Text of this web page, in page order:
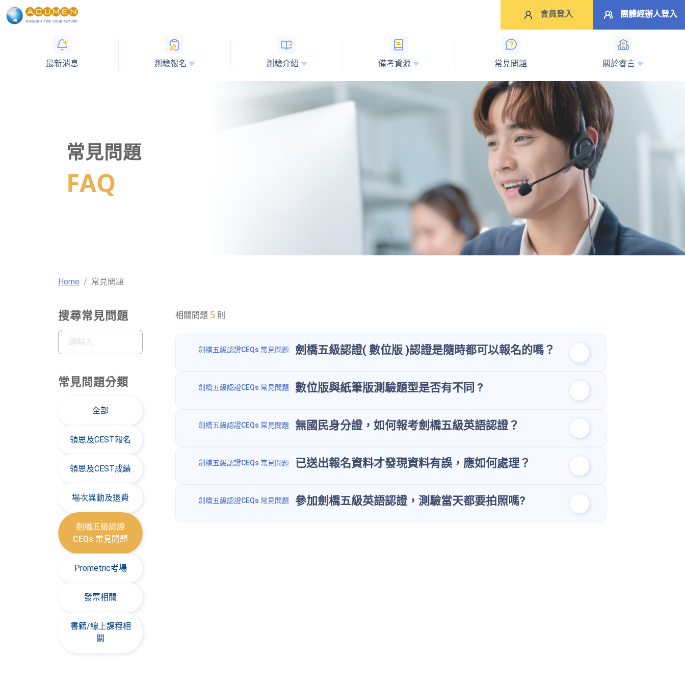
會員登入 團體經辦人登入
最新消息 測驗報名 測驗介紹 備考資源 常見問題 關於睿言
常見問題
FAQ
Home 常見問題
搜尋常見問題
常見問題分類
全部
領思及CEST報名
領思及CEST成績
場次異動及退費
劍橋五級認證
CEQs 常見問題
Prometric考場
發票相關
書籍/線上課程相
關
相關問題 5 則
劍橋五級認證CEQs 常見問題 劍橋五級認證( 數位版 )認證是隨時都可以報名的嗎？
劍橋五級認證CEQs 常見問題 數位版與紙筆版測驗題型是否有不同 ?
劍橋五級認證CEQs 常見問題 無國民身分證，如何報考劍橋五級英語認證？
劍橋五級認證CEQs 常見問題 已送出報名資料才發現資料有誤，應如何處理？
劍橋五級認證CEQs 常見問題 參加劍橋五級英語認證，測驗當天都要拍照嗎?